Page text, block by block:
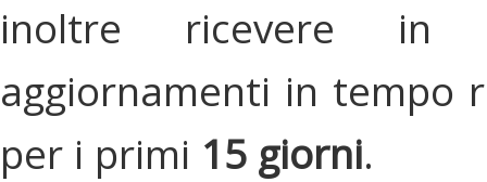
inoltre ricevere in
aggiornamenti in tempo
per i primi 15 giorni.